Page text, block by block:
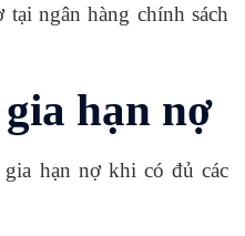
ngân hàng chính sách
hạn nợ
hạn nợ khi có đủ các